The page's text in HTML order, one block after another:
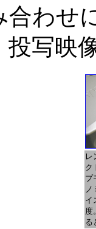
合わせ
投写映
レ
ク
プ
ノ
イ
度
る